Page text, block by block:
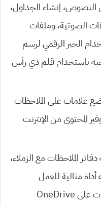
النصوص، إنشاء الجداول،
الصوتية، وملفات
الحبر الرقمي لرسم
باستخدام قلم ذي رأس
علامات على الملاحظات
المحتوى من الإنترنت
الملاحظات مع الزملاء،
أداة مثالية للعمل
الجماعي. يمكن تخزين الملاحظات على OneDrive